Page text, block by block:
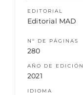
EDITORIAL
Editorial MAD
N° DE PÁGINAS
280
AÑO DE EDICIÓN
2021
IDIOMA